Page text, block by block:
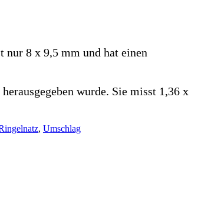
8 x 9,5 mm und hat einen
wurde. Sie misst 1,36 x
, Umschlag